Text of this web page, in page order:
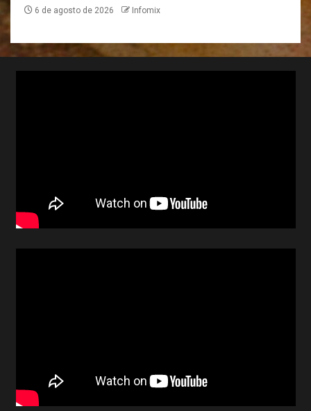
6 de agosto de 2026 Infomix